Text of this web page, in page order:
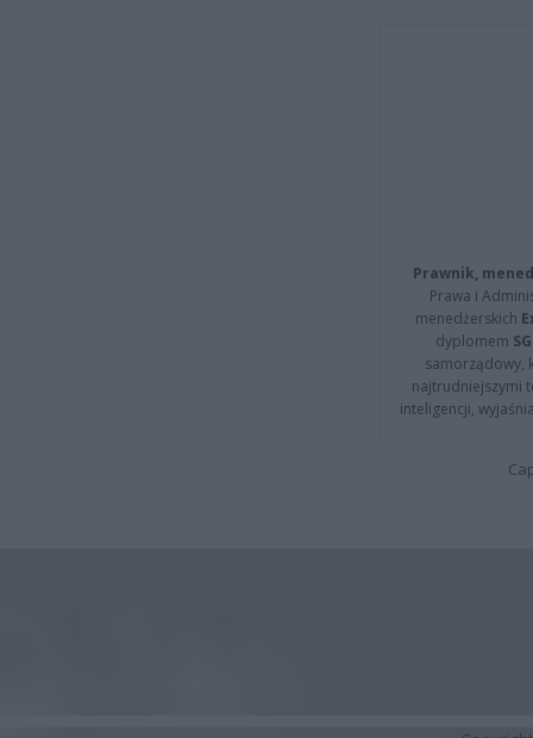
Prawnik,
Prawa i
menedżerskich
dyplomem
samorządowy,
najtrudniejszymi
inteligencji,